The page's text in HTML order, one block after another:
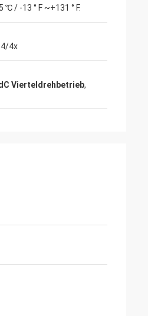
/ -13 ° F ~+131 ° F.
4x
Vierteldrehbetrieb,